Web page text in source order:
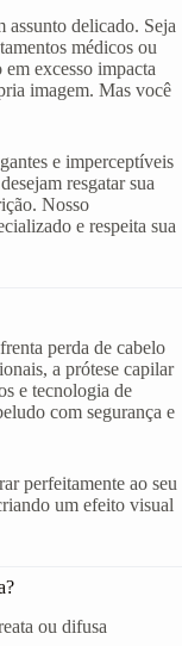
assunto delicado. Seja
médicos ou
excesso impacta
imagem. Mas você
e imperceptíveis
resgatar sua
Nosso
e respeita sua
perda de cabelo
a prótese capilar
e tecnologia de
com segurança e
perfeitamente ao seu
um efeito visual
ou difusa